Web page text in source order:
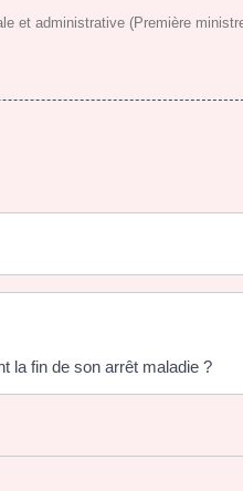
et administrative (Première
la fin de son arrêt maladie ?